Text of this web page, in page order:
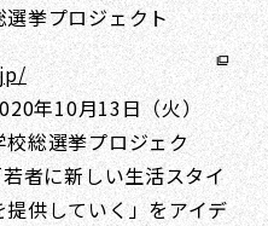
挙プロジェクト
年10月13日（火）
総選挙プロジェク
者に新しい生活スタイ
供していく」をアイデ